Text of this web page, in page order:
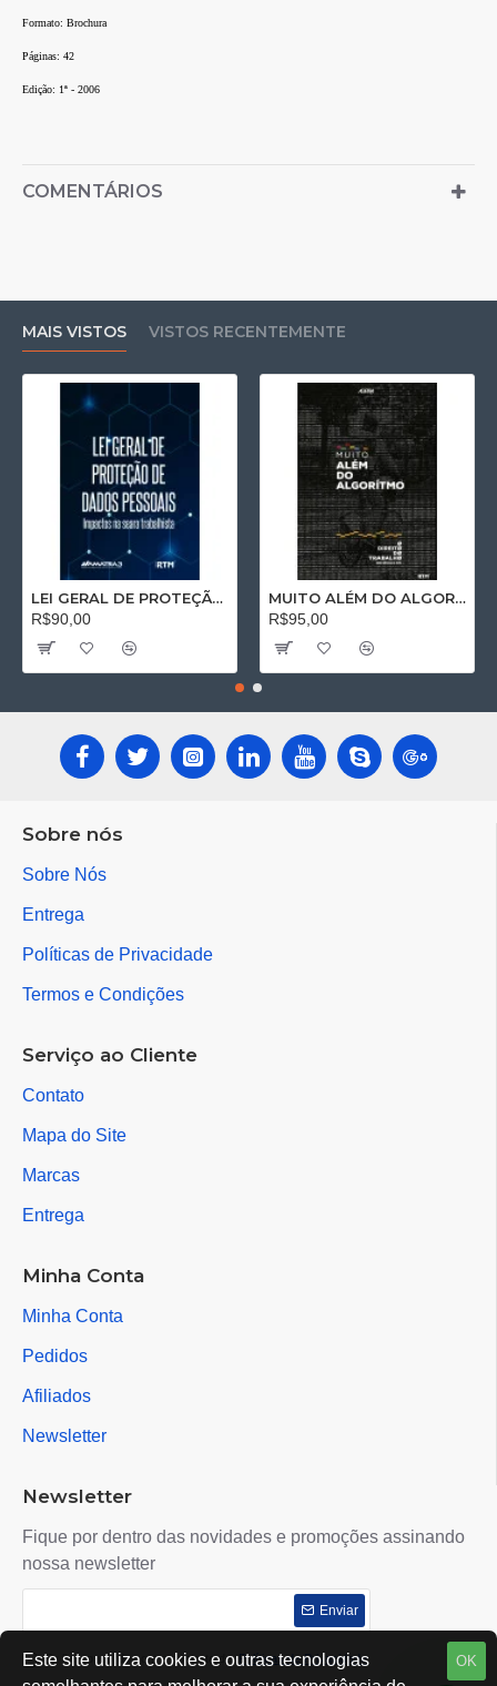
Formato: Brochura
Páginas: 42
Edição: 1ª - 2006
COMENTÁRIOS
MAIS VISTOS VISTOS RECENTEMENTE
LEI GERAL DE PROTEÇÃO DE DADOS PESSOAIS: Impactos na seara trabalhista
R$90,00
MUITO ALÉM DO ALGORÍTMO: O Direito do Trabalho no Séc. XXI
R$95,00
Sobre nós
Sobre Nós
Entrega
Políticas de Privacidade
Termos e Condições
Serviço ao Cliente
Contato
Mapa do Site
Marcas
Entrega
Minha Conta
Minha Conta
Pedidos
Afiliados
Newsletter
Newsletter
Fique por dentro das novidades e promoções assinando
nossa newsletter
Enviar
Eu li e concordo com o contrato de Políticas de Privacidade OK
Este site utiliza cookies e outras tecnologias